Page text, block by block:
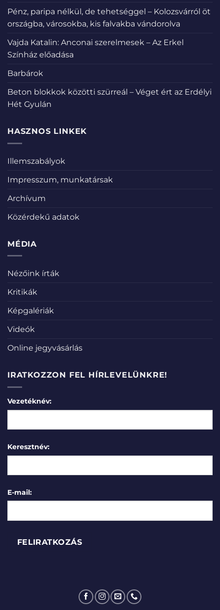
Pénz, paripa nélkül, de tehetséggel – Kolozsvárról öt
országba, városokba, kis falvakba vándorolva
Vajda Katalin: Anconai szerelmesek – Az Erkel
Színház előadása
Barbárok
Beton blokkok közötti szürreál – Véget ért az Erdélyi
Hét Gyulán
HASZNOS LINKEK
Illemszabályok
Impresszum, munkatársak
Archívum
Közérdekű adatok
MÉDIA
Nézőink írták
Kritikák
Képgalériák
Videók
Online jegyvásárlás
IRATKOZZON FEL HÍRLEVELÜNKRE!
Vezetéknév:
Keresztnév:
E-mail: